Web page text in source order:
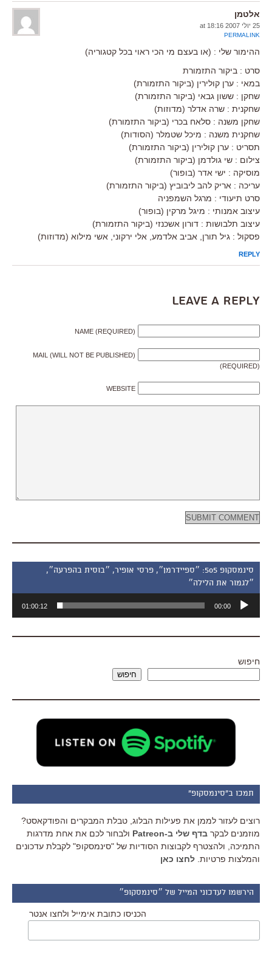
אלטמן
25 יולי 2007 at 18:16
PERMALINK
ההימור שלי : (או בעצם מי הכי ראוי בכל קטגוריה)
סרט : ביקור התזמורת
במאי : ערן קולירין (ביקור התזמורת)
שחקן : ששון גבאי (ביקור התזמורת)
שחקנית : שרה אדלר (מדוזות)
שחקן משנה : סלאח בכרי (ביקור התזמורת)
שחקנית משנה : מיכל שטמלר (הסודות)
תסריט : ערן קולירין (ביקור התזמורת)
צילום : שי גולדמן (ביקור התזמורת)
מוסיקה : ישי אדר (בופור)
עריכה : אריק להב ליבוביץ (ביקור התזמורת)
סרט תיעודי : מרגל השמפניה
עיצוב אמנותי : מיגל מרקין (בופור)
עיצוב תלבושות : דורון אשכנזי (ביקור התזמורת)
פסקול : גיל תורן, אביב אלדמע, אלי ירקוני, אשי מילוא (מדוזות)
REPLY
Leave a Reply
NAME (REQUIRED)
MAIL (WILL NOT BE PUBLISHED)
(REQUIRED)
WEBSITE
סינמסקופ 505: ״ספיידרמן״, פרסי אופיר, ״בוסית בהפרעה״,
״לגמור את הלילה״
אודיו
00:00
01:00:12
חיפוש
חיפוש
תמכו ב"סינמסקופ"
רוצים לעזור לממן את פעילות הבלוג, טבלת המבקרים והפודקאסט?
מוזמנים לבקר בדף שלי ב-Patreon
ולבחור לכם את אחת מדרגות
התמיכה, ולהצטרף לקבוצות הסודיות של "סינמסקופ" לקבלת עדכונים
והמלצות פרטיות. לחצו כאן
הירשמו לעדכוני המייל של ״סינמסקופ״
הכניסו כתובת אימייל ולחצו אנטר